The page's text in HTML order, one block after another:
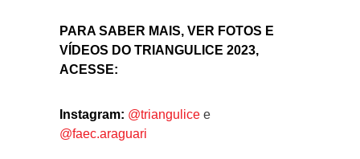
PARA SABER MAIS, VER FOTOS E
VÍDEOS DO TRIANGULICE 2023,
ACESSE:
Instagram: @triangulice e
@faec.araguari